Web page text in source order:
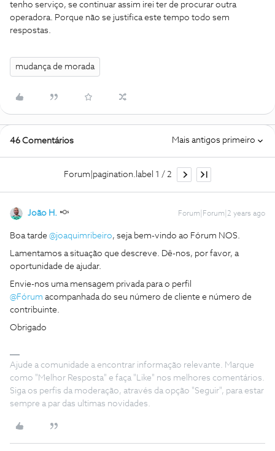
tenho serviço, se continuar assim irei ter de procurar outra
operadora. Porque não se justifica este tempo todo sem
respostas.
mudança de morada
46 Comentários Mais antigos primeiro
Forum|pagination.label 1 / 2
João H. Forum|Forum|2 years ago
Boa tarde @joaquimribeiro, seja bem-vindo ao Fórum NOS.
Lamentamos a situação que descreve. Dê-nos, por favor, a
oportunidade de ajudar.
Envie-nos uma mensagem privada para o perfil
@Fórum acompanhada do seu número de cliente e número de
contribuinte.
Obrigado
Ajude a comunidade a encontrar informação relevante. Marque
como "Melhor Resposta" e faça "Like" nos melhores comentários.
Siga os perfis da moderação, através da opção "Seguir", para estar
sempre a par das ultimas novidades.